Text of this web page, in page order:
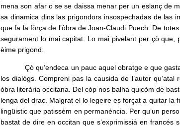
mena son afar o se se daissa menar per un eslanç de
sa dinamica dins las prigondors insospechadas de las
que fa la fòrça de l’òbra de Joan-Claudi Puech. De
segurament lo mai capitat. Lo mai pivelant per çò que,
èime prigond.
Çò qu’endeca un pauc aquel obratge e que gasta
los dialògs. Compreni pas la causida de l’autor qu’atal
òbra literària occitana. Del còp nos balha quicòm de
lenga del drac. Malgrat el lo legeire es forçat a quitar la
lingüistic que patissèm en permanéncia. Per qu’un
bastat de dire en occitan que s’exprimissiá en francés